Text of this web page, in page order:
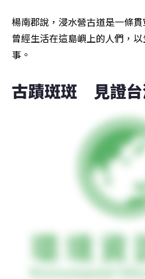
楊南郡說，浸水營古道是一條
曾經生活在這島嶼上的人們，
事。
古蹟斑斑　見證